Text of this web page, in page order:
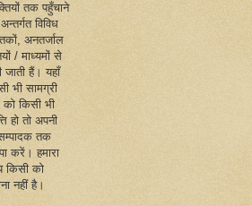
तक पहुँचाने
विविध
अनतर्जाल
/ माध्यमों से
हैं। यहाँ
भी सामग्री
को किसी भी
हो तो अपनी
तक
करें। हमारा
किसी को
नहीं है।